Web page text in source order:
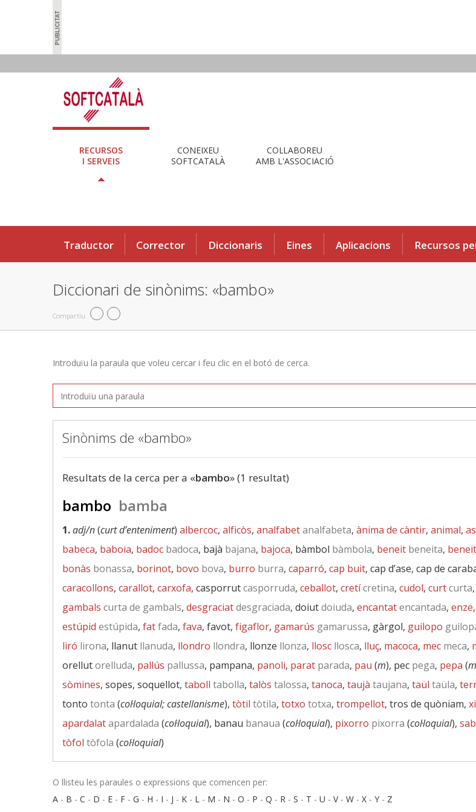
RECURSOS
I SERVEIS
CONEIXEU
SOFTCATALÀ
COL·LABOREU
AMB L'ASSOCIACIÓ
Traductor Corrector Diccionaris Eines Aplicacions Recursos
Diccionari de sinònims: «bambo»
Compartiu
Introduïu la paraula que voleu cercar i feu clic en el botó de cerca.
Sinònims de «bambo»
Resultats de la cerca per a «bambo» (1 resultat)
bambo bamba
1.adj/n(curt d’enteniment) albercoc, alficòs, analfabetanalfabeta, ànima de càntir, animal,
babeca, baboia, badoc badoca, bajà bajana, bajoca, bàmbol bàmbola, beneit beneita,
bonàs bonassa, borinot, bovo bova, burro burra, caparró, cap buit, cap d’ase, cap de
caracollons, carallot, carxofa, casporrutcasporruda, ceballot, cretícretina, cudol, curtcurta
gambals curta de gambals, desgraciatdesgraciada, doiutdoiuda, encantatencantada, enze,
estúpid estúpida, fatfada, fava, favot, figaflor, gamarús gamarussa, gàrgol, guilopo
liró lirona, llanut llanuda, llondro llondra, llonze llonza, llosc llosca, lluç, macoca, mec meca,
orellutorelluda, pallús pallussa, pampana, panoli, parat parada, pau (m), pec pega, pepa (
sòmines, sopes, soquellot, taboll tabolla, talòs talossa, tanoca, taujà taujana, taül taüla,
tonto tonta (col·loquial; castellanisme), tòtil tòtila, totxo totxa, trompellot, tros de quòniam,
apardalatapardalada (col·loquial), banau banaua (col·loquial), pixorro pixorra (col·loquial),
tòfol tòfola (col·loquial)
O llisteu les paraules o expressions que comencen per:
A - B - C - D - E - F - G - H - I - J - K - L - M - N - O - P - Q - R - S - T - U - V- W - X - Y - Z